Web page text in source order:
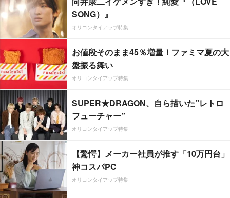
SONG）』
オリコンタイアップ特集
お値段そのまま45％増量！ファミマ夏の大
盤振る舞い
オリコンタイアップ特集
SUPER★DRAGON、自ら描いた”レトロ
フューチャー”
オリコンタイアップ特集
【驚愕】メーカー社員が推す「10万円台」
神コスパPC
オリコンタイアップ特集